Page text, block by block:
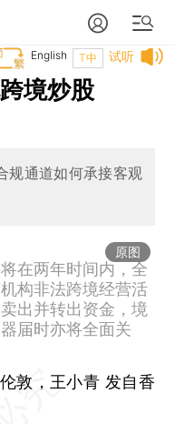
试听
T中
English
境炒股
规通道如何承接客观
原图
在两年时间内，全
构非法跨境经营活
出并转出资金，境
届时亦将全面关
敦，王小青 发自香